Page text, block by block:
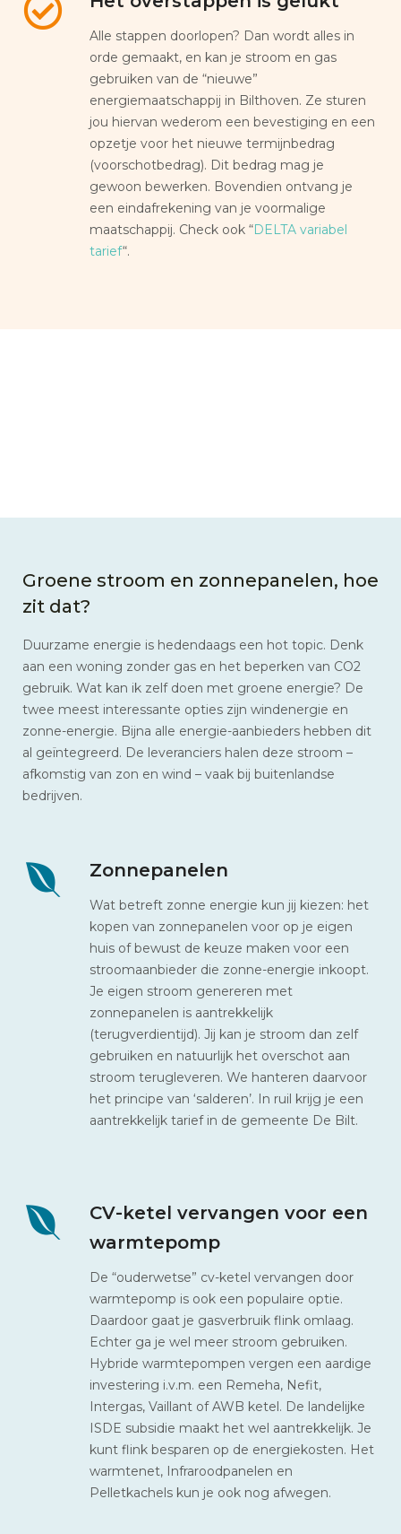
Alle stappen doorlopen? Dan wordt alles in
orde gemaakt, en kan je stroom en gas
gebruiken van de “nieuwe”
energiemaatschappij in Bilthoven. Ze sturen
jou hiervan wederom een bevestiging en een
opzetje voor het nieuwe termijnbedrag
(voorschotbedrag). Dit bedrag mag je
gewoon bewerken. Bovendien ontvang je
een eindafrekening van je voormalige
maatschappij. Check ook “DELTA variabel
tarief“.
Groene stroom en zonnepanelen, hoe
zit dat?
Duurzame energie is hedendaags een hot topic. Denk
aan een woning zonder gas en het beperken van CO2
gebruik. Wat kan ik zelf doen met groene energie? De
twee meest interessante opties zijn windenergie en
zonne-energie. Bijna alle energie-aanbieders hebben dit
al geïntegreerd. De leveranciers halen deze stroom –
afkomstig van zon en wind – vaak bij buitenlandse
bedrijven.
Zonnepanelen
Wat betreft zonne energie kun jij kiezen: het
kopen van zonnepanelen voor op je eigen
huis of bewust de keuze maken voor een
stroomaanbieder die zonne-energie inkoopt.
Je eigen stroom genereren met
zonnepanelen is aantrekkelijk
(terugverdientijd). Jij kan je stroom dan zelf
gebruiken en natuurlijk het overschot aan
stroom terugleveren. We hanteren daarvoor
het principe van ‘salderen’. In ruil krijg je een
aantrekkelijk tarief in de gemeente De Bilt.
CV-ketel vervangen voor een
warmtepomp
De “ouderwetse” cv-ketel vervangen door
warmtepomp is ook een populaire optie.
Daardoor gaat je gasverbruik flink omlaag.
Echter ga je wel meer stroom gebruiken.
Hybride warmtepompen vergen een aardige
investering i.v.m. een Remeha, Nefit,
Intergas, Vaillant of AWB ketel. De landelijke
ISDE subsidie maakt het wel aantrekkelijk. Je
kunt flink besparen op de energiekosten. Het
warmtenet, Infraroodpanelen en
Pelletkachels kun je ook nog afwegen.